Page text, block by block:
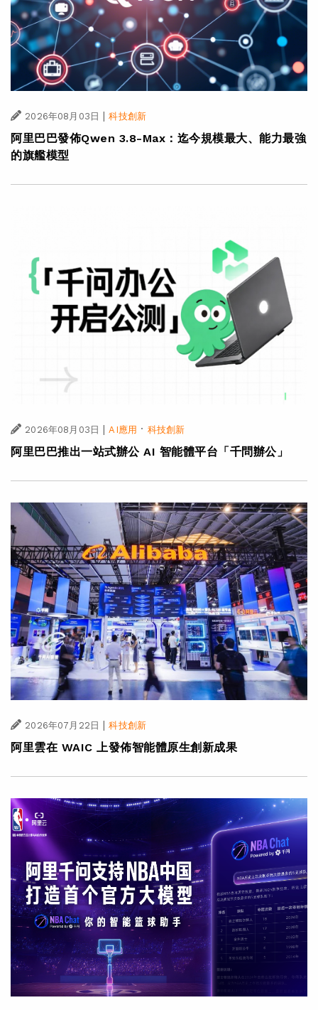
2026年08月03日 | 科技創新
阿里巴巴發佈Qwen 3.8-Max：迄今規模最大、能力最強
的旗艦模型
2026年08月03日 | AI應用 · 科技創新
阿里巴巴推出一站式辦公 AI 智能體平台「千問辦公」
2026年07月22日 | 科技創新
阿里雲在 WAIC 上發佈智能體原生創新成果